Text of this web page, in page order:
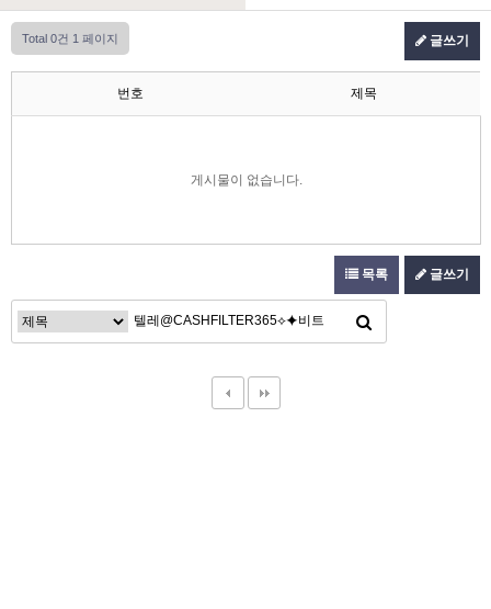
Total 0건 1 페이지 글쓰기
번호 제목
게시물이 없습니다.
목록 글쓰기